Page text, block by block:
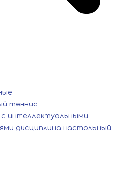
теннис
интеллектуальными
дисциплина настольный